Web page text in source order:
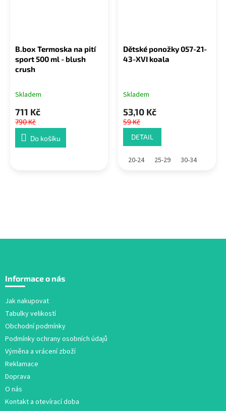
B.box Termoska na pití
sport 500 ml - blush
crush
Skladem
711 Kč
790 Kč
Do košíku
Dětské ponožky 057-21-
43-XVI koala
Skladem
53,10 Kč
59 Kč
DETAIL
20-24 25-29 30-34
p
Informace o nás
Jak nakupovat
Tabulky velikostí
Obchodní podmínky
Podmínky ochrany osobních údajů
Výměna a vrácení zboží
Reklamace
Doprava
O nás
Kontakt a otevírací doba